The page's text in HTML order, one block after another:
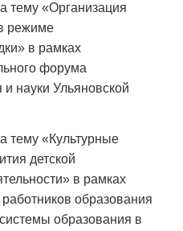
тему «Организация
режиме
в рамках
форума
науки Ульяновской
тему «Культурные
детской
в рамках
образования
образования в